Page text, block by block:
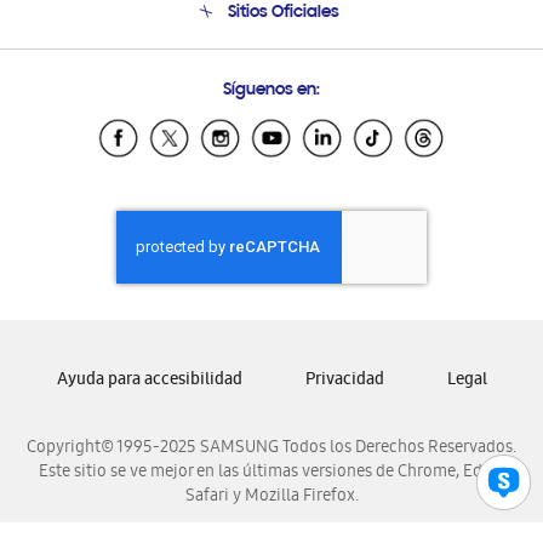
Condiciones de Compra
Soporte vía eMail
Sitios Oficiales
Samsung Ecuador
Samsung El Salvador
Samsung Honduras
Samsung Nicaragua
Samsung Panamá
Samsung Venezuela
Síguenos en:
Copyright© 1995-2025 SAMSUNG Todos los Derechos Reservados.
Este sitio se ve mejor en las últimas versiones de Chrome, Edge,
Safari y Mozilla Firefox.
Ayuda para accesibilidad Privacidad Legal